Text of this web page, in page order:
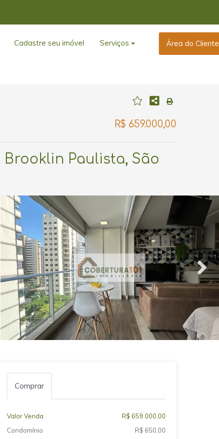
Cadastre seu imóvel Serviços Área do Cliente
R$ 659.000,00
Brooklin Paulista, São
Comprar
Valor Venda
R$ 659.000,00
Condomínio
R$ 650,00